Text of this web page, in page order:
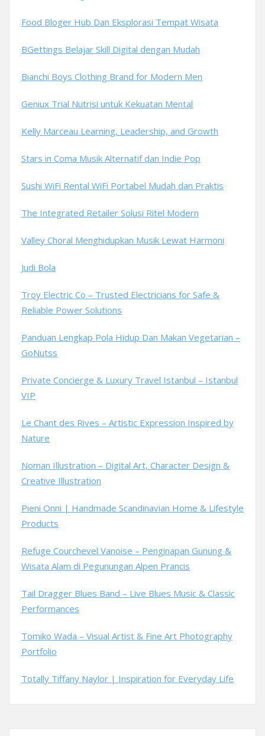
Food Bloger Hub Dan Eksplorasi Tempat Wisata
BGettings Belajar Skill Digital dengan Mudah
Bianchi Boys Clothing Brand for Modern Men
Geniux Trial Nutrisi untuk Kekuatan Mental
Kelly Marceau Learning, Leadership, and Growth
Stars in Coma Musik Alternatif dan Indie Pop
Sushi WiFi Rental WiFi Portabel Mudah dan Praktis
The Integrated Retailer Solusi Ritel Modern
Valley Choral Menghidupkan Musik Lewat Harmoni
Judi Bola
Troy Electric Co – Trusted Electricians for Safe &
Reliable Power Solutions
Panduan Lengkap Pola Hidup Dan Makan Vegetarian –
GoNutss
Private Concierge & Luxury Travel Istanbul – Istanbul
VIP
Le Chant des Rives – Artistic Expression Inspired by
Nature
Noman Illustration – Digital Art, Character Design &
Creative Illustration
Pieni Onni | Handmade Scandinavian Home & Lifestyle
Products
Refuge Courchevel Vanoise – Penginapan Gunung &
Wisata Alam di Pegunungan Alpen Prancis
Tail Dragger Blues Band – Live Blues Music & Classic
Performances
Tomiko Wada – Visual Artist & Fine Art Photography
Portfolio
Totally Tiffany Naylor | Inspiration for Everyday Life